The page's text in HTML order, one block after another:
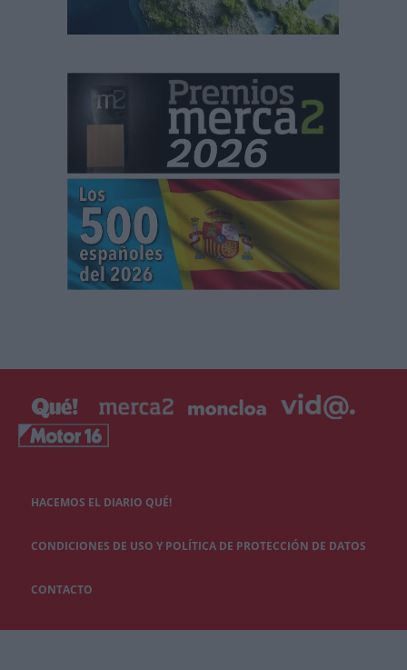
HACEMOS EL DIARIO QUÉ!
CONDICIONES DE USO Y POLÍTICA DE PROTECCIÓN DE DATOS
CONTACTO